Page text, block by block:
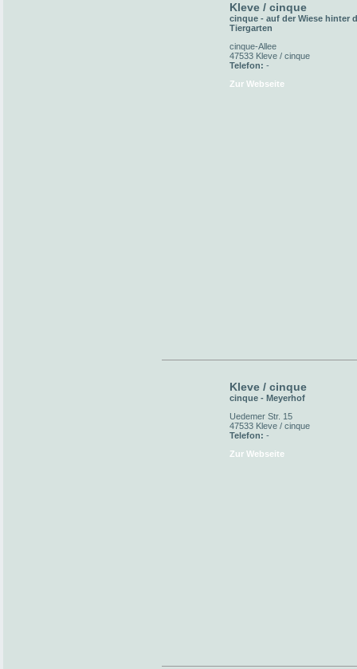
Kleve / cinque
cinque - auf der Wiese hinter
Tiergarten
cinque-Allee
47533 Kleve / cinque
Telefon: -
Zur Webseite
Kleve / cinque
cinque - Meyerhof
Uedemer Str. 15
47533 Kleve / cinque
Telefon: -
Zur Webseite